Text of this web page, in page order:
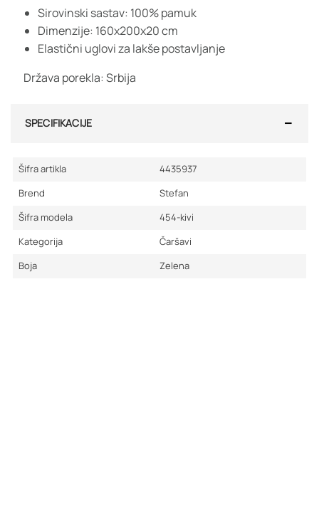
Sirovinski sastav: 100% pamuk
Dimenzije: 160x200x20 cm
Elastični uglovi za lakše postavljanje
Država porekla: Srbija
SPECIFIKACIJE
Šifra artikla
4435937
Brend
Stefan
Šifra modela
454-kivi
Kategorija
Čaršavi
Boja
Zelena